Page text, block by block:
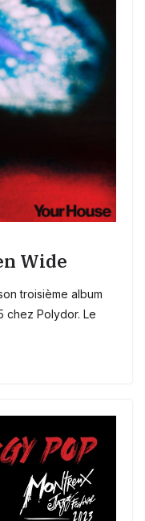
Wide
troisième album
chez Polydor. Le